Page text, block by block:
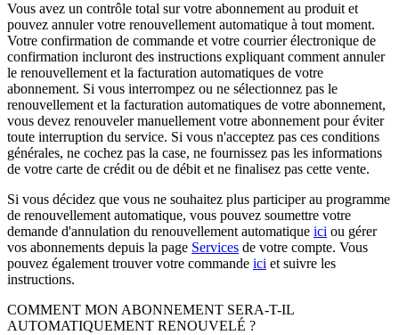
Vous avez un contrôle total sur votre abonnement au produit et
pouvez annuler votre renouvellement automatique à tout moment.
Votre confirmation de commande et votre courrier électronique de
confirmation incluront des instructions expliquant comment annuler
le renouvellement et la facturation automatiques de votre
abonnement. Si vous interrompez ou ne sélectionnez pas le
renouvellement et la facturation automatiques de votre abonnement,
vous devez renouveler manuellement votre abonnement pour éviter
toute interruption du service. Si vous n'acceptez pas ces conditions
générales, ne cochez pas la case, ne fournissez pas les informations
de votre carte de crédit ou de débit et ne finalisez pas cette vente.
Si vous décidez que vous ne souhaitez plus participer au programme
de renouvellement automatique, vous pouvez soumettre votre
demande d'annulation du renouvellement automatique ici ou gérer
vos abonnements depuis la page Services de votre compte. Vous
pouvez également trouver votre commande ici et suivre les
instructions.
COMMENT MON ABONNEMENT SERA-T-IL
AUTOMATIQUEMENT RENOUVELÉ ?